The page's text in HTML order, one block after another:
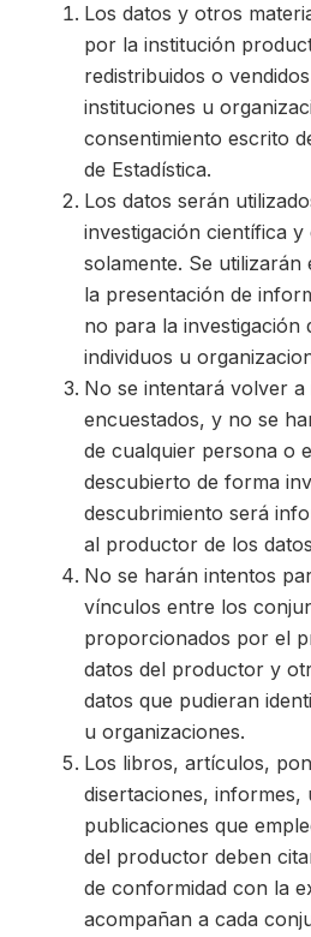
Los datos y otros
por la institución
redistribuidos o
instituciones u
consentimiento escrito
de Estadística.
Los datos serán
investigación científica y
solamente. Se utilizarán
la presentación de
no para la investigación
individuos u
No se intentará volver a
encuestados, y no se
de cualquier persona o
descubierto de forma
descubrimiento será
al productor de los
No se harán intentos
vínculos entre los
proporcionados por el
datos del productor y
datos que pudieran
u organizaciones.
Los libros, artículos,
disertaciones, informes,
publicaciones que
del productor deben
de conformidad con la
acompañan a cada